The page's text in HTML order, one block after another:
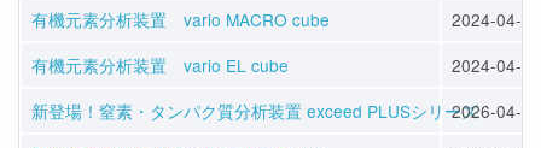
有機元素分析装置 vario MACRO cube
2024-04-12
有機元素分析装置 vario EL cube
2024-04-12
新登場！窒素・タンパク質分析装置 exceed PLUSシリーズ2026-04-13